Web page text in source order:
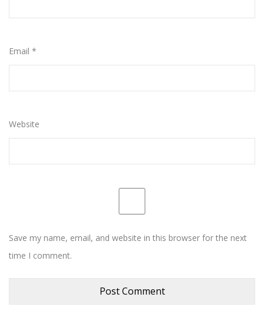
Email *
Website
Save my name, email, and website in this browser for the next
time I comment.